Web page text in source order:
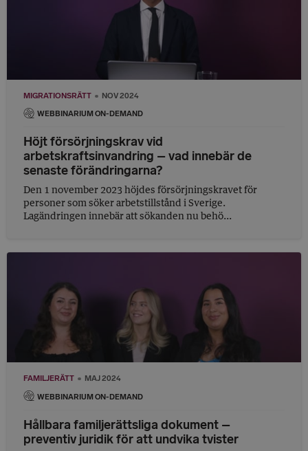
MIGRATIONSRÄTT NOV 2024
WEBBINARIUM ON-DEMAND
Höjt försörjningskrav vid
arbetskraftsinvandring – vad innebär de
senaste förändringarna?
Den 1 november 2023 höjdes försörjningskravet för
personer som söker arbetstillstånd i Sverige.
Lagändringen innebär att sökanden nu behö...
FAMILJERÄTT MAJ 2024
WEBBINARIUM ON-DEMAND
Hållbara familjerättsliga dokument –
preventiv juridik för att undvika tvister